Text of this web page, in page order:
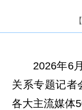
【
2026年6
关系专题记者
各大主流媒体